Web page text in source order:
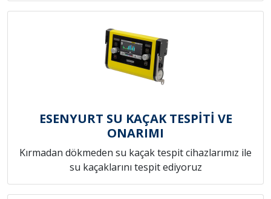
ESENYURT SU KAÇAK TESPİTİ VE
ONARIMI
Kırmadan dökmeden su kaçak tespit cihazlarımız ile
su kaçaklarını tespit ediyoruz